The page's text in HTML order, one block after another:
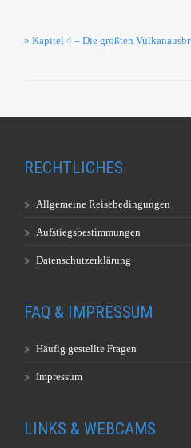
» Kapitel 4 – Die größten
RECHTLICHES
Allgemeine Reisebedingungen
Aufstiegsbestimmungen
Datenschutzerklärung
FAQ & IMPRESSUM
Häufig gestellte Fragen
Impressum
LINKS & WEBCAMS